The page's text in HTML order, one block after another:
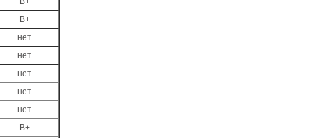
B+
нет
нет
нет
нет
нет
B+